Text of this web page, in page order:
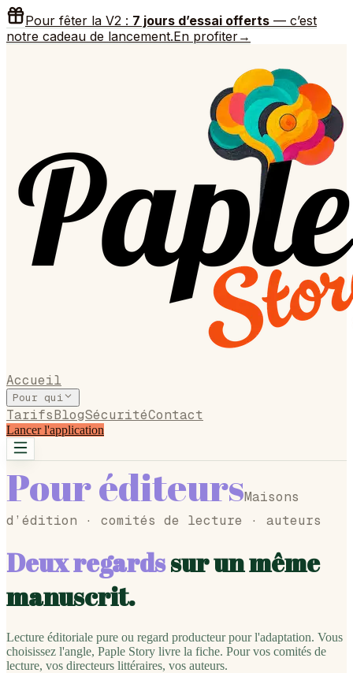
Pour fêter la V2 : 7 jours d’essai offerts — c’est
notre cadeau de lancement.En profiter→
Accueil
Pour qui
TarifsBlogSécuritéContact
Lancer l'application
Pour éditeursMaisons
d’édition · comités de lecture · auteurs
Deux regardssur un même
manuscrit.
Lecture éditoriale pure ou regard producteur pour l'adaptation. Vous
choisissez l'angle, Paple Story livre la fiche. Pour vos comités de
lecture, vos directeurs littéraires, vos auteurs.